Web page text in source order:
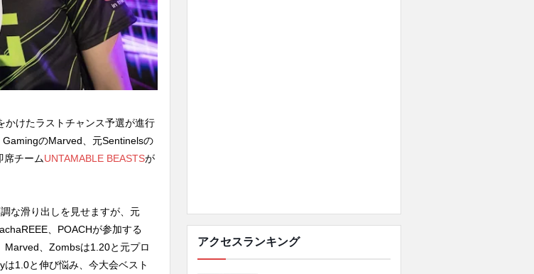
かけたラストチャンス予選が進行
のMarved、元Sentinelsの
席チームUNTAMABLE BEASTSが
な滑り出しを見せますが、元
、POACHが参加する
Marved、Zombsは1.20と元プロ
1.0と伸び悩み、今大会ベスト
アクセスランキング